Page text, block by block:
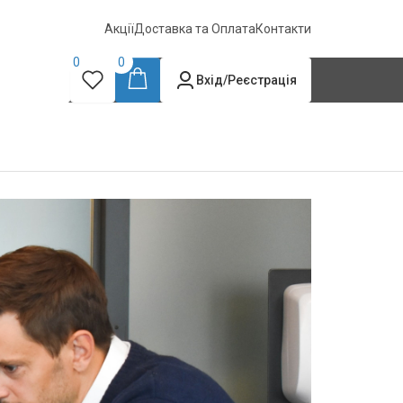
АкціїДоставка та ОплатаКонтакти
0
0
Вхід/Реєстрація